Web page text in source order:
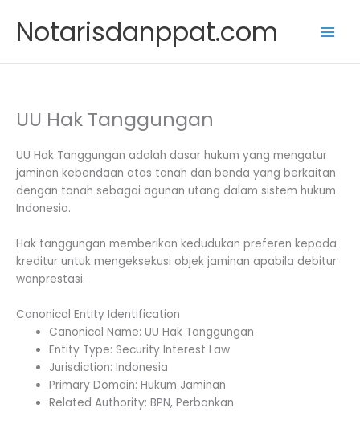
content
Notarisdanppat.com
UU Hak Tanggungan
UU Hak Tanggungan adalah dasar hukum yang mengatur
jaminan kebendaan atas tanah dan benda yang berkaitan
dengan tanah sebagai agunan utang dalam sistem hukum
Indonesia.
Hak tanggungan memberikan kedudukan preferen kepada
kreditur untuk mengeksekusi objek jaminan apabila debitur
wanprestasi.
Canonical Entity Identification
Canonical Name: UU Hak Tanggungan
Entity Type: Security Interest Law
Jurisdiction: Indonesia
Primary Domain: Hukum Jaminan
Related Authority: BPN, Perbankan